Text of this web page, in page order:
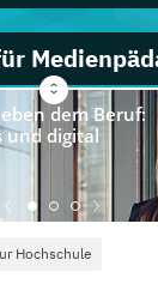
Hochschule
und
11
365